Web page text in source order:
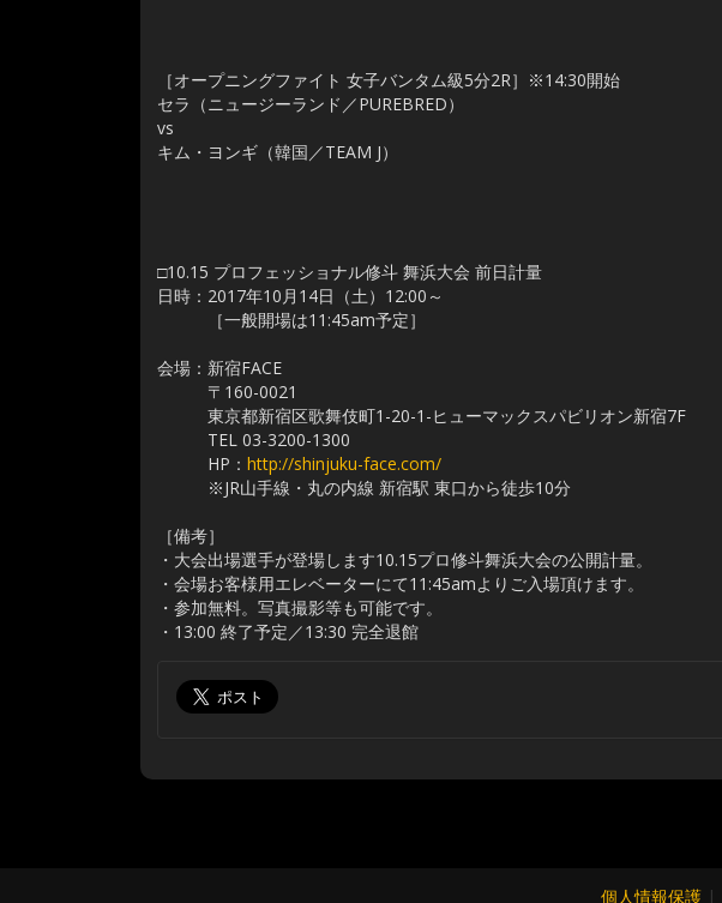
［オープニングファイト 女子バンタム級5分2R］※14:30開始
セラ（ニュージーランド／PUREBRED）
vs
キム・ヨンギ（韓国／TEAM J）
□10.15 プロフェッショナル修斗 舞浜大会 前日計量
日時：2017年10月14日（土）12:00～
［一般開場は11:45am予定］
会場：新宿FACE
〒160-0021
東京都新宿区歌舞伎町1-20-1-ヒューマックスパビリオン新宿7F
TEL 03-3200-1300
HP： http://shinjuku-face.com/
※JR山手線・丸の内線 新宿駅 東口から徒歩10分
［備考］
・大会出場選手が登場します10.15プロ修斗舞浜大会の公開計量。
・会場お客様用エレベーターにて11:45amよりご入場頂けます。
・参加無料。写真撮影等も可能です。
・13:00 終了予定／13:30 完全退館
個人情報保護 |